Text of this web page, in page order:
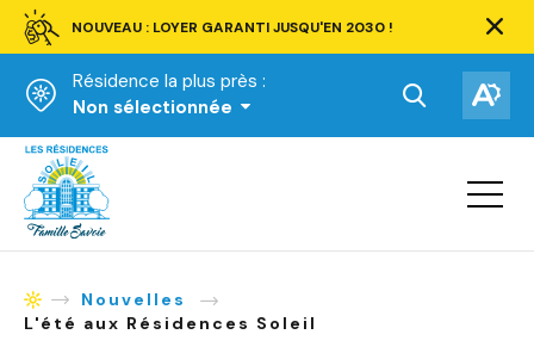
NOUVEAU : LOYER GARANTI JUSQU'EN 2030 !
barre
Résidence la plus près :
Non sélectionnée
Ouvrir
la
recherche.
la
Accueil
Ouvrir
la
AccueilNouvelles
L'été aux Résidences Soleil